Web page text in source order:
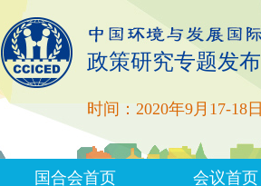
政策研究专题发布
时间：2020年9月17-18日
国合会首页 会议首页